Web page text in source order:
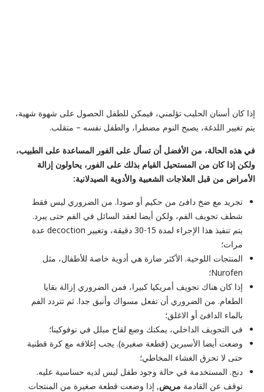
إذا كان أسنان الحليب تؤلمني، فيمكن للطفل الحصول على شهوة شهية،
يتم تغيير اللدغة، يصبح النوم مضطرا، والطفل نفسه – متقلب.
في هذه الحالة، من الأفضل أن تسأل على الفور المساعدة على الطبيب،
ولكن إذا كان من المستحيل القيام بذلك على الفور، يحاولون إزالة
الأمراض من قبل العلاجات الشعبية والأدوية الصيدلانية:
تجريد مع ضخ دافئ من حكيم أو صودا. من الضروري ليس فقط
شطف تجويف الفم، ولكن أيضا لعقد السائل في الفم حتى يبرد.
يتم تنفيذ هذا الإجراء لمدة 15-30 دقيقة، وتغيير decoction عدة
مرات؛
المنتجات اللوحية. الأكثر ضارة هي أدوية خاصة للأطفال، مثل
Nurofen؛
إذا كان هناك تجويف أمريكيا كبيرا، فمن الضروري إزالة بقايا
الطعام. من الضروري أن تفعل مسواك وأنيق جدا. ثم تتردد الفم
بالماء الدافئ أو الاغلق؛
في التجويف الداخلي، يمكنك وضع لقاح مبلل في نوفوكينا؛
وضعت أيضا الأسبرين (قطعة صغيرة). يجب إغلاقه مع كرة قطنية
حتى لا تحرق الغشاء المخاطي؛
دنج. المستخدمة في حالة وجود طفل ليس لديه حساسية عليه.
توقف عن القادمة مريض, إذا وضعت قطعة صغيرة من المنتجات